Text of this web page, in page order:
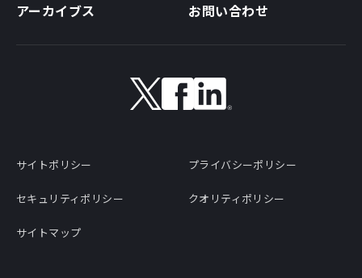
アーカイブス
お問い合わせ
サイトポリシー プライバシーポリシー
セキュリティポリシー クオリティポリシー
サイトマップ